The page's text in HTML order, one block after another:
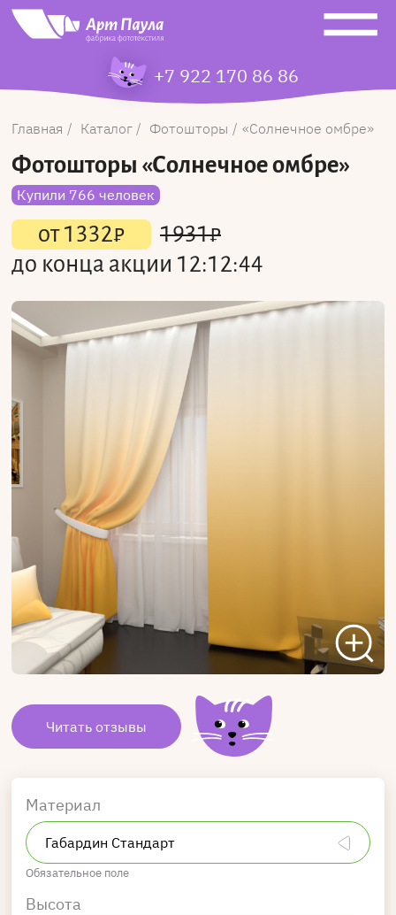
+7 922 170 86 86
Главная Каталог Фотошторы Солнечное омбре
Фотошторы «Солнечное омбре»
Купили 766 человек
от1332₽ 1931₽
до конца акции 12:12:44
Читать отзывы
Материал
Обязательное поле
Высота